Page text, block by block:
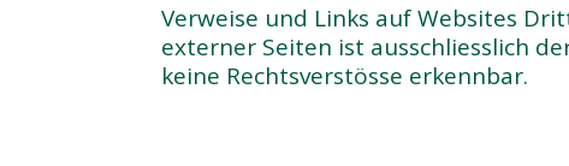
Verweise und Links auf Websites
externer Seiten ist ausschliesslich
keine Rechtsverstösse erkennbar.